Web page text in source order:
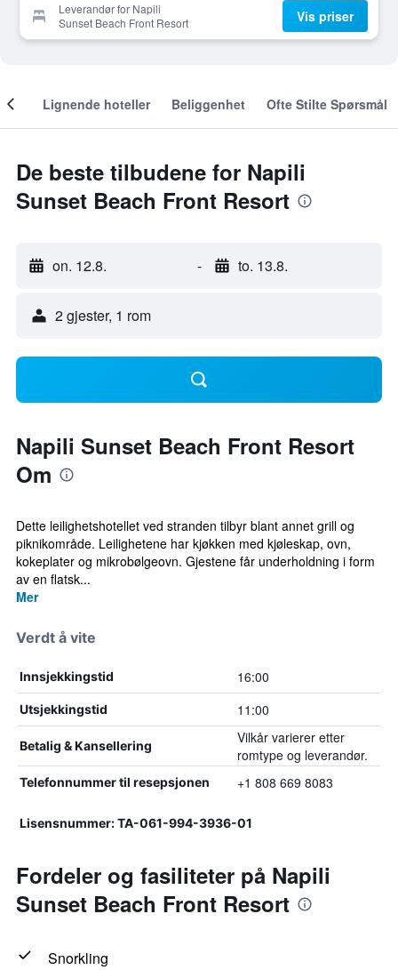
Leverandør for Napili
Sunset Beach Front Resort
Vis priser
Lignende hoteller Beliggenhet Ofte Stilte Spørsmål
De beste tilbudene for Napili
Sunset Beach Front Resort
on. 12.8. - to. 13.8.
2 gjester, 1 rom
Napili Sunset Beach Front Resort
Om
Dette leilighetshotellet ved stranden tilbyr blant annet grill og
piknikområde. Leilighetene har kjøkken med kjøleskap, ovn,
kokeplater og mikrobølgeovn. Gjestene får underholdning i form
av en flatsk...
Mer
Verdt å vite
Innsjekkingstid 16:00
Utsjekkingstid 11:00
Betalig & Kansellering
Vilkår varierer etter
romtype og leverandør.
Telefonnummer til resepsjonen +1 808 669 8083
Lisensnummer: TA-061-994-3936-01
Fordeler og fasiliteter på Napili
Sunset Beach Front Resort
Snorkling